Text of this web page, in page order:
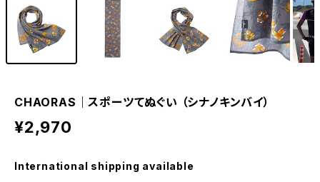
CHAORAS｜スポーツてぬぐい （シナノキンバイ）
¥2,970
International shipping available